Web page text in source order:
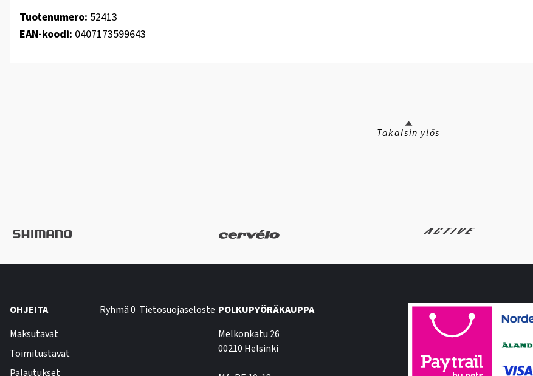
Tuotenumero: 52413
EAN-koodi: 0407173599643
Takaisin ylös
OHJEITA
Maksutavat
Toimitustavat
Palautukset
Ryhmä 0 Tietosuojaseloste POLKUPYÖRÄKAUPPA
Melkonkatu 26
00210 Helsinki